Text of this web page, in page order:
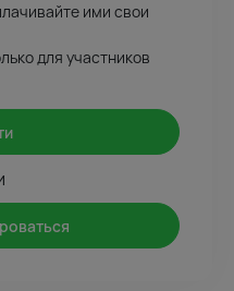
ими свои
для участников